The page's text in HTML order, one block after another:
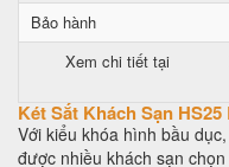
Bảo hành
Xem chi tiết tại
Két Sắt Khách Sạn
Với kiểu khóa hình bầu
được nhiều khách sạn